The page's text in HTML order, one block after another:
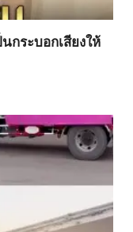
กระบอกเสียงให้